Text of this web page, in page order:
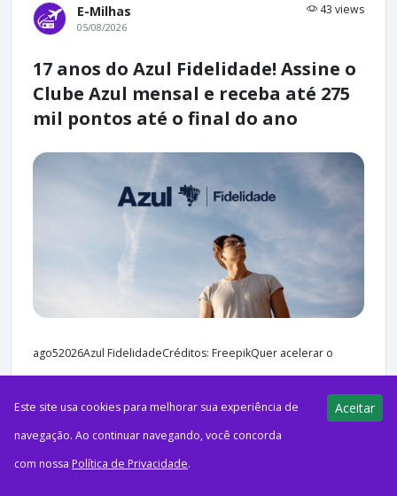
E-Milhas 43 views
05/08/2026
17 anos do Azul Fidelidade! Assine o
Clube Azul mensal e receba até 275
mil pontos até o final do ano
ago52026Azul FidelidadeCréditos: FreepikQuer acelerar o
aos 17 anos, o Azul Fidelidade lançou uma nova campanha de
adesão...
Este site usa cookies para melhorar sua experiência de
navegação. Ao continuar navegando, você concorda
com nossa Política de Privacidade.
Aceitar